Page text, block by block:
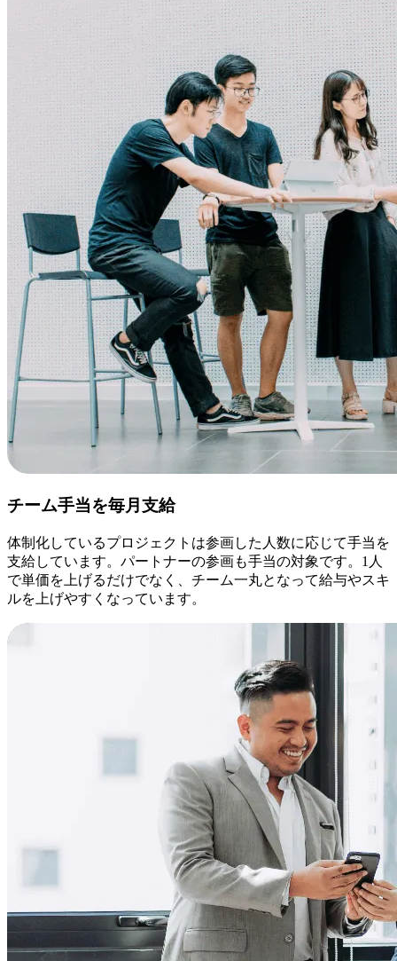
チーム手当を毎月支給
体制化しているプロジェクトは参画した人数に応じて手当を
支給しています。パートナーの参画も手当の対象です。1人
で単価を上げるだけでなく、チーム一丸となって給与やスキ
ルを上げやすくなっています。